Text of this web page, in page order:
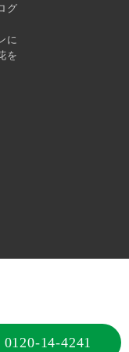
0120-14-4241
グ
に
を